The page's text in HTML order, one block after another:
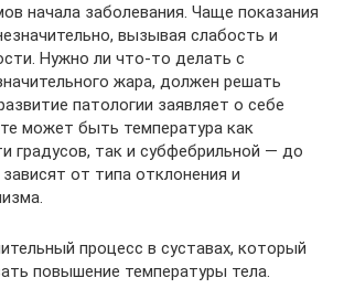
начала заболевания. Чаще показания
вызывая слабость и
Нужно ли что-то делать с
жара, должен решать
патологии заявляет о себе
может быть температура как
градусов, так и субфебрильной — до
зависят от типа отклонения и
процесс в суставах, который
повышение температуры тела.